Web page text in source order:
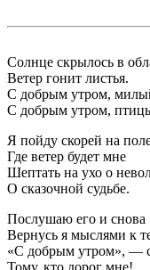
Солнце скрылось в
Ветер гонит листья.
С добрым утром,
С добрым утром,
Я пойду скорей на
Где ветер будет мне
Шептать на ухо о
О сказочной судьбе.
Послушаю его и снова
Вернусь я мыслями к
«С добрым утром», —